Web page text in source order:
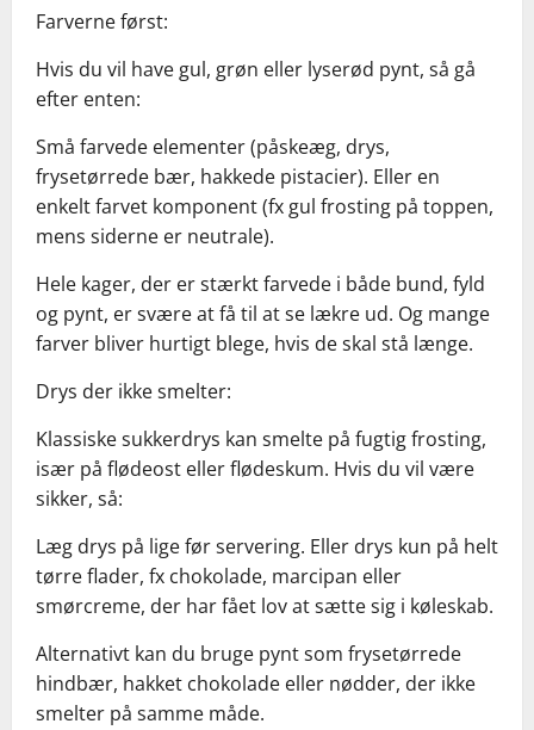
Farverne først:
Hvis du vil have gul, grøn eller lyserød pynt, så gå
efter enten:
Små farvede elementer (påskeæg, drys,
frysetørrede bær, hakkede pistacier). Eller en
enkelt farvet komponent (fx gul frosting på toppen,
mens siderne er neutrale).
Hele kager, der er stærkt farvede i både bund, fyld
og pynt, er svære at få til at se lækre ud. Og mange
farver bliver hurtigt blege, hvis de skal stå længe.
Drys der ikke smelter:
Klassiske sukkerdrys kan smelte på fugtig frosting,
især på flødeost eller flødeskum. Hvis du vil være
sikker, så:
Læg drys på lige før servering. Eller drys kun på helt
tørre flader, fx chokolade, marcipan eller
smørcreme, der har fået lov at sætte sig i køleskab.
Alternativt kan du bruge pynt som frysetørrede
hindbær, hakket chokolade eller nødder, der ikke
smelter på samme måde.